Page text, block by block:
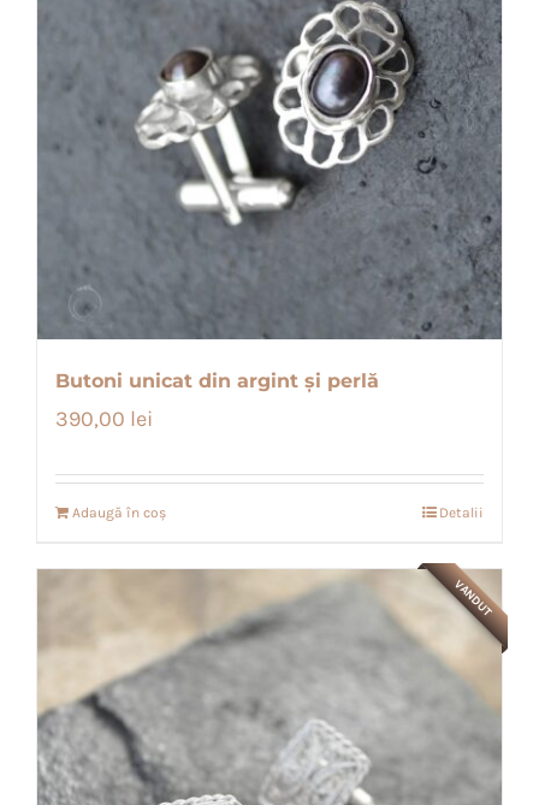
Butoni unicat din argint și perlă
390,00 lei
Adaugă în coș Detalii
VANDUT